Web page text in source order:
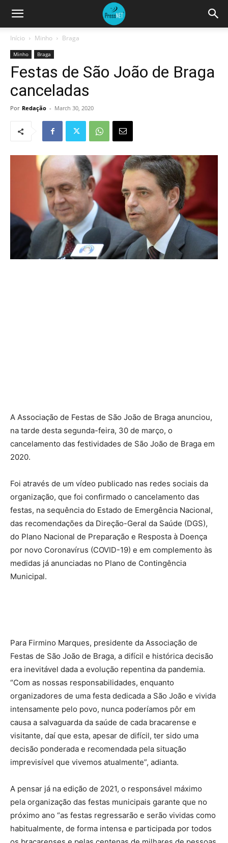
Início Minho Braga
Minho Braga
Festas de São João de Braga
canceladas
Por Redação - March 30, 2020
A Associação de Festas de São João de Braga anunciou,
na tarde desta segunda-feira, 30 de março, o
cancelamento das festividades de São João de Braga em
2020.
Foi através de um vídeo publicado nas redes sociais da
organização, que foi confirmado o cancelamento das
festas, na sequência do Estado de Emergência Nacional,
das recomendações da Direção-Geral da Saúde (DGS),
do Plano Nacional de Preparação e Resposta à Doença
por novo Coronavírus (COVID-19) e em complemento às
medidas já anunciadas no Plano de Contingência
Municipal.
Para Firmino Marques, presidente da Associação de
Festas de São João de Braga, a difícil e histórica decisão
era inevitável dada a evolução repentina da pandemia.
“Com as nossas responsabilidades, enquanto
organizadores de uma festa dedicada a São João e vivida
intensamente pelo povo, nunca poderíamos pôr em
causa a salvaguarda da saúde de cada bracarense e
visitante, daí que esta, apesar de difícil, ter sido uma
decisão ponderada e recomendada pela situação
imprevisível que vivemos atualmente”, adianta.
A pensar já na edição de 2021, o responsável máximo
pela organização das festas municipais garante que no
próximo ano “as festas regressarão e serão vividas como
habitualmente, de forma intensa e participada por todos